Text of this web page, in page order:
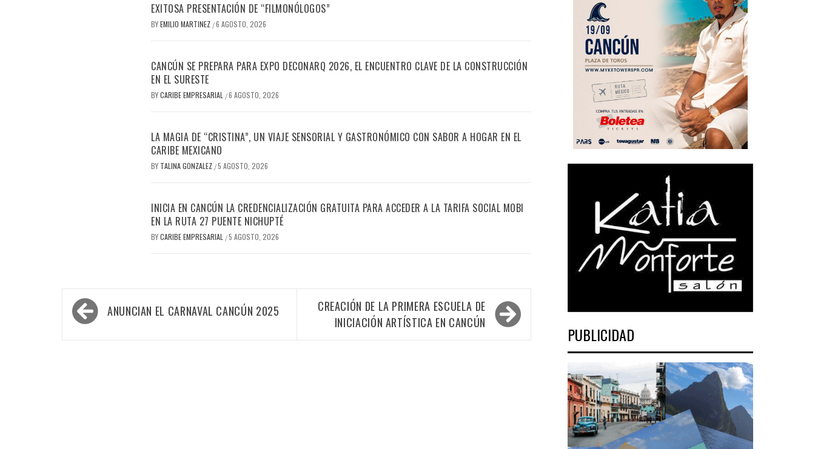
EXITOSA PRESENTACIÓN DE “FILMONÓLOGOS”
BYEMILIO MARTINEZ /6 AGOSTO, 2026
CANCÚN SE PREPARA PARA EXPO DECONARQ 2026, EL ENCUENTRO CLAVE DE LA CONSTRUCCIÓN
EN EL SURESTE
BYCARIBE EMPRESARIAL /6 AGOSTO, 2026
LA MAGIA DE “CRISTINA”, UN VIAJE SENSORIAL Y GASTRONÓMICO CON SABOR A HOGAR EN EL
CARIBE MEXICANO
BY TALINA GONZALEZ /5 AGOSTO, 2026
INICIA EN CANCÚN LA CREDENCIALIZACIÓN GRATUITA PARA ACCEDER A LA TARIFA SOCIAL MOBI
EN LA RUTA 27 PUENTE NICHUPTÉ
BYCARIBE EMPRESARIAL /5 AGOSTO, 2026
Navegación
de ANUNCIAN EL CARNAVAL CANCÚN 2025
CREACIÓN DE LA PRIMERA ESCUELA DE
INICIACIÓN ARTÍSTICA EN CANCÚN
PUBLICIDAD